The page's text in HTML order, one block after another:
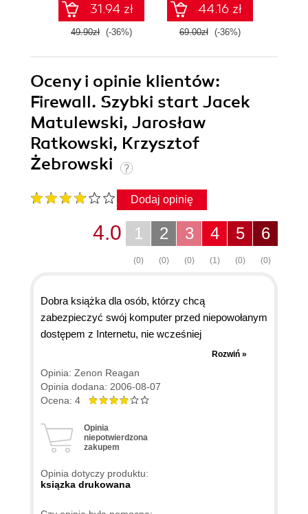
31.94 zł
49.90zł (-36%)
44.16 zł
69.00zł (-36%)
Oceny i opinie klientów:
Firewall. Szybki start Jacek
Matulewski, Jarosław
Ratkowski, Krzysztof
Żebrowski
Dodaj opinię
6
(0)
5
(0)
4
(1)
3
(0)
2
(0)
1
(0)
4.0
Dobra książka dla osób, którzy chcą
zabezpieczyć swój komputer przed niepowołanym
dostępem z Internetu, nie wcześniej
korzystających z zapory Firewall. Jest to książka
przeznaczona początkujących użytkowników,
pozwala na skonfigurowanie oprogramowania,
które można bezpłatnie pobrać z sieci.
zdecydowanie nie polecam średnio
zaawansowanym użytkownikom. Podkreślam, że
Rozwiń »
Opinia: Zenon Reagan
Opinia dodana: 2006-08-07
Ocena: 4
Opinia
niepotwierdzona
zakupem
Opinia dotyczy produktu:
ksiązka drukowana